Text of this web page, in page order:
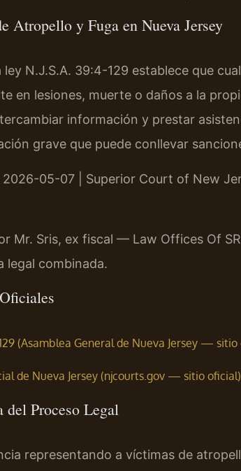
Atropello y Fuga en Nueva Jersey
ley N.J.S.A. 39:4-129 establece que
en lesiones, muerte o daños a la
información y prestar
grave que puede conllevar
05-07 | Superior Court of New
Mr. Sris, ex fiscal — Law Offices Of
legal combinada.
(Asamblea General de Nueva Jersey —
de Nueva Jersey (njcourts.gov — sitio oficial)
del Proceso Legal
representando a víctimas de